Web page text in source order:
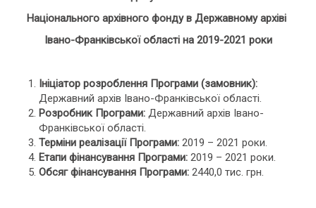
Національного архівного фонду в Державному архіві
Івано-Франківської області на 2019-2021 роки
Ініціатор розроблення Програми (замовник):
Державний архів Івано-Франківської області.
Розробник Програми: Державний архів Івано-
Франківської області.
Терміни реалізації Програми: 2019 – 2021 роки.
Етапи фінансування Програми: 2019 – 2021 роки.
Обсяг фінансування Програми: 2440,0 тис. грн.